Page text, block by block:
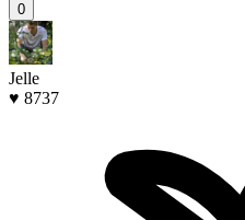
0
Jelle
♥ 8737